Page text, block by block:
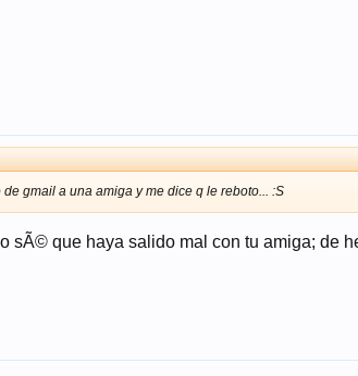
gmail a una amiga y me dice q le reboto... :S
sÃ© que haya salido mal con tu amiga; de